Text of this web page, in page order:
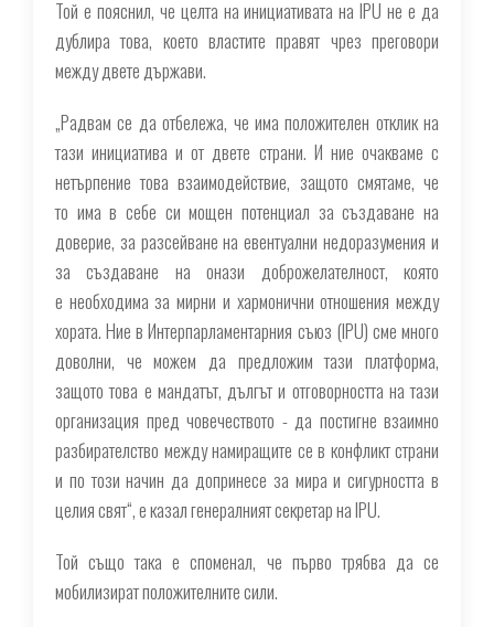
Той е пояснил, че целта на инициативата на IPU не е да
дублира това, което властите правят чрез преговори
между двете държави.
„Радвам се да отбележа, че има положителен отклик на
тази инициатива и от двете страни. И ние очакваме с
нетърпение това взаимодействие, защото смятаме, че
то има в себе си мощен потенциал за създаване на
доверие, за разсейване на евентуални недоразумения и
за създаване на онази доброжелателност, която
е необходима за мирни и хармонични отношения между
хората. Ние в Интерпарламентарния съюз (IPU) сме много
доволни, че можем да предложим тази платформа,
защото това е мандатът, дългът и отговорността на тази
организация пред човечеството - да постигне взаимно
разбирателство между намиращите се в конфликт страни
и по този начин да допринесе за мира и сигурността в
целия свят“, е казал генералният секретар на IPU.
Той също така е споменал, че първо трябва да се
мобилизират положителните сили.